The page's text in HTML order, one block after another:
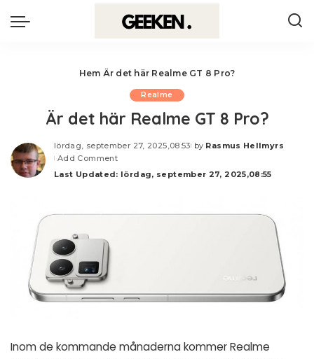
Hem Är det här Realme GT 8 Pro?
Realme
Är det här Realme GT 8 Pro?
lördag, september 27, 2025,08:53
Posted
by Rasmus Hellmyrs
Add Comment
Last Updated: lördag, september 27, 2025,08:55
Inom de kommande månaderna kommer Realme